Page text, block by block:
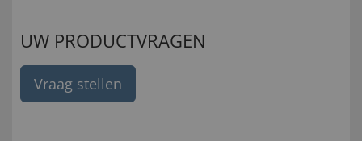
UW PRODUCTVRAGEN
Vraag stellen